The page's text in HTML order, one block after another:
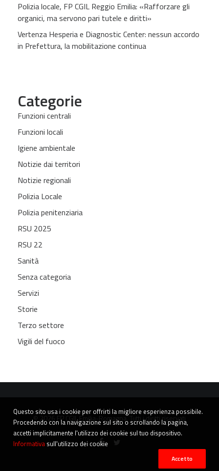
Polizia locale, FP CGIL Reggio Emilia: «Rafforzare gli
organici, ma servono pari tutele e diritti»
Vertenza Hesperia e Diagnostic Center: nessun accordo
in Prefettura, la mobilitazione continua
Categorie
Funzioni centrali
Funzioni locali
Igiene ambientale
Notizie dai territori
Notizie regionali
Polizia Locale
Polizia penitenziaria
RSU 2025
RSU 22
Sanità
Senza categoria
Servizi
Storie
Terzo settore
Vigili del fuoco
© 2026 FP CGIL Emilia-Romagna. Tutti i diritti riservati
Questo sito usa i cookie per offrirti la migliore esperienza possibile.
Procedendo con la navigazione sul sito o scrollando la pagina,
accetti implicitamente l'utilizzo dei cookie sul tuo dispositivo.
Informativa sull'utilizzo dei cookie
Accetto